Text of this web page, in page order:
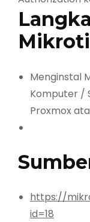
Menginstal
Komputer /
Proxmox
https://
id=18